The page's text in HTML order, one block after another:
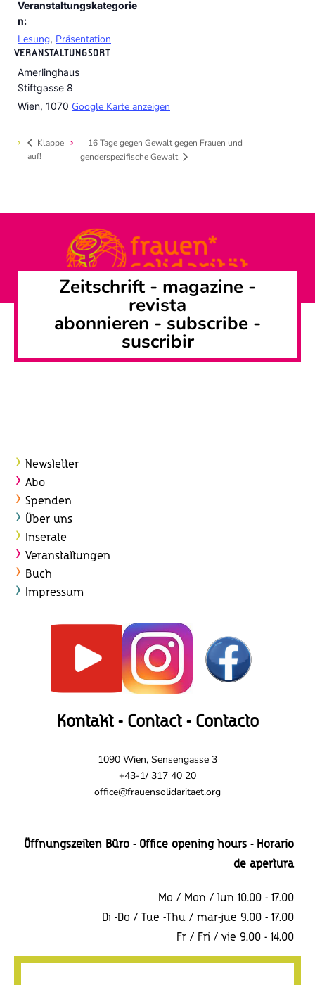
Veranstaltungskategorie
n:
Lesung, Präsentation
VERANSTALTUNGSORT
Amerlinghaus
Stiftgasse 8
Wien, 1070 Google Karte anzeigen
Klappe
auf!
16 Tage gegen Gewalt gegen Frauen und
genderspezifische Gewalt
Zeitschrift - magazine -
revista
abonnieren - subscribe -
suscribir
Newsletter
Abo
Spenden
Über uns
Inserate
Veranstaltungen
Buch
Impressum
Kontakt - Contact - Contacto
1090 Wien, Sensengasse 3
+43-1/ 317 40 20
office@frauensolidaritaet.org
Öffnungszeiten Büro - Office opening hours - Horario
de apertura
Mo / Mon / lun 10.00 - 17.00
Di -Do / Tue -Thu / mar-jue 9.00 - 17.00
Fr / Fri / vie 9.00 - 14.00